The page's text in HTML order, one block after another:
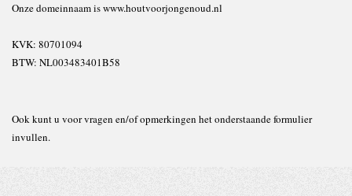
Onze domeinnaam is www.houtvoorjongenoud.nl
KVK: 80701094
BTW: NL003483401B58
Ook kunt u voor vragen en/of opmerkingen het onderstaande formulier
invullen.